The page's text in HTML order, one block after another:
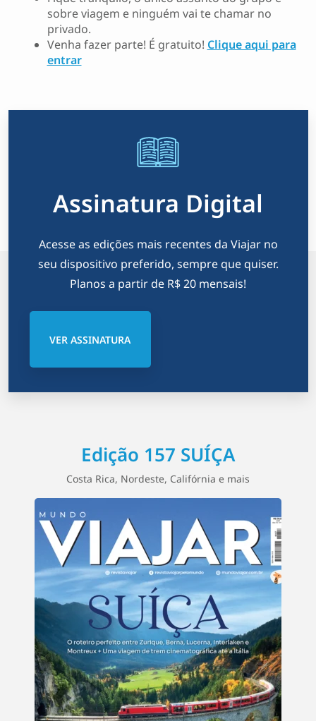
sobre viagem e ninguém vai te chamar no
privado.
Venha fazer parte! É gratuito! Clique aqui para
entrar
Assinatura Digital
Acesse as edições mais recentes da Viajar no
seu dispositivo preferido, sempre que quiser.
Planos a partir de R$ 20 mensais!
VER ASSINATURA
Edição 157 SUÍÇA
Costa Rica, Nordeste, Califórnia e mais